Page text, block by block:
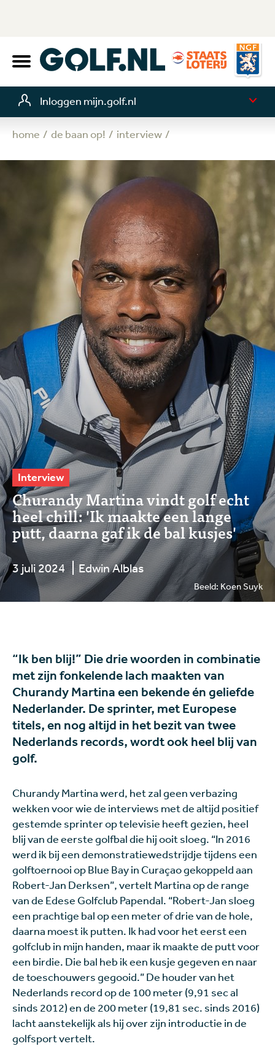
Inloggen mijn.golf.nl
home de baan op! interview
Interview
Churandy Martina vindt golf echt
heel chill: 'Ik maakte een lange
putt, daarna gaf ik de bal kusjes'
3 juli 2024 Edwin Alblas
Beeld: Koen Suyk
“Ik ben blij!” Die drie woorden in combinatie
met zijn fonkelende lach maakten van
Churandy Martina een bekende én geliefde
Nederlander. De sprinter, met Europese
titels, en nog altijd in het bezit van twee
Nederlands records, wordt ook heel blij van
golf.
Churandy Martina werd, het zal geen verbazing
wekken voor wie de interviews met de altijd positief
gestemde sprinter op televisie heeft gezien, heel
blij van de eerste golfbal die hij ooit sloeg. “In 2016
werd ik bij een demonstratiewedstrijdje tijdens een
golftoernooi op Blue Bay in Curaçao gekoppeld aan
Robert-Jan Derksen”, vertelt Martina op de range
van de Edese Golfclub Papendal. “Robert-Jan sloeg
een prachtige bal op een meter of drie van de hole,
daarna moest ik putten. Ik had voor het eerst een
golfclub in mijn handen, maar ik maakte de putt voor
een birdie. Die bal heb ik een kusje gegeven en naar
de toeschouwers gegooid.” De houder van het
Nederlands record op de 100 meter (9,91 sec al
sinds 2012) en de 200 meter (19,81 sec. sinds 2016)
lacht aanstekelijk als hij over zijn introductie in de
golfsport vertelt.